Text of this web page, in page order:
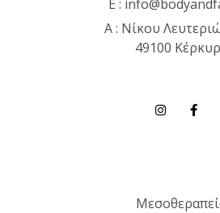
E :
Α : Νίκου
49100